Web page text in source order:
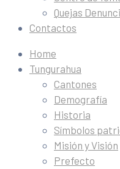
Quejas
Contactos
Home
Tungurahua
Cantones
Demografía
Historia
Símbolos
Misión y Visión
Prefecto